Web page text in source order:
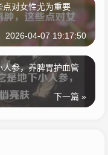
对女性尤为重要
2026-04-07 19:17:50
参，养脾胃护血管
下一篇 »